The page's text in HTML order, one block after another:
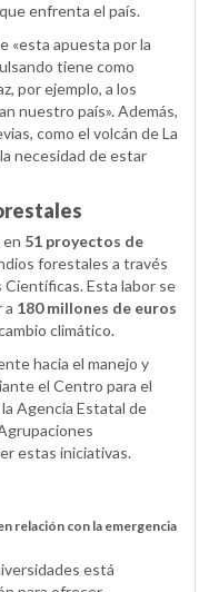
enfrenta el país.
«esta apuesta por la
tiene como
por ejemplo, a los
nuestro país». Además,
como el volcán de La
necesidad de estar
51 proyectos de
forestales a través
Esta labor se
a 180 millones de euros
climático.
hacia el manejo y
el Centro para el
Agencia Estatal de
estas iniciativas.
relación con la emergencia
está